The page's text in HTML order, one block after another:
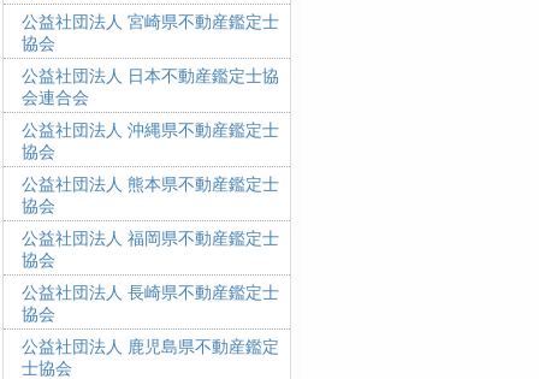
公益社団法人 宮崎県不動産鑑定士
協会
公益社団法人 日本不動産鑑定士協
会連合会
公益社団法人 沖縄県不動産鑑定士
協会
公益社団法人 熊本県不動産鑑定士
協会
公益社団法人 福岡県不動産鑑定士
協会
公益社団法人 長崎県不動産鑑定士
協会
公益社団法人 鹿児島県不動産鑑定
士協会